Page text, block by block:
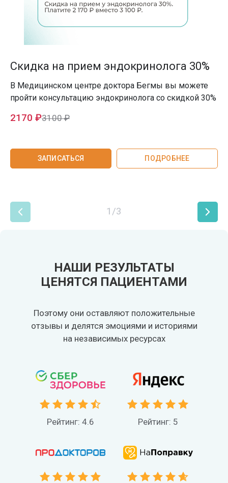
Скидка на прием эндокринолога 30%
В Медицинском центре доктора Бегмы вы можете
пройти консультацию эндокринолога со скидкой 30%
2170 ₽3100 ₽
ЗАПИСАТЬСЯ ПОДРОБНЕЕ
1/3
НАШИ РЕЗУЛЬТАТЫ
ЦЕНЯТСЯ ПАЦИЕНТАМИ
Поэтому они оставляют положительные
отзывы и делятся эмоциями и историями
на независимых ресурсах
Рейтинг: 4.6 Рейтинг: 5